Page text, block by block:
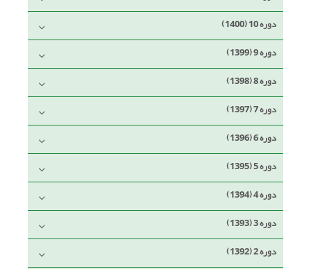
دوره 10 (1400)
دوره 9 (1399)
دوره 8 (1398)
دوره 7 (1397)
دوره 6 (1396)
دوره 5 (1395)
دوره 4 (1394)
دوره 3 (1393)
دوره 2 (1392)